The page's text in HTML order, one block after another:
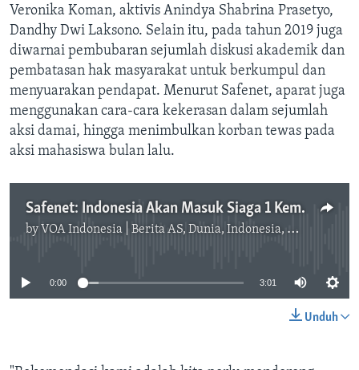
Veronika Koman, aktivis Anindya Shabrina Prasetyo,
Dandhy Dwi Laksono. Selain itu, pada tahun 2019 juga
diwarnai pembubaran sejumlah diskusi akademik dan
pembatasan hak masyarakat untuk berkumpul dan
menyuarakan pendapat. Menurut Safenet, aparat juga
menggunakan cara-cara kekerasan dalam sejumlah
aksi damai, hingga menimbulkan korban tewas pada
aksi mahasiswa bulan lalu.
Safenet: Indonesia Akan Masuk Siaga 1 Kemerdekaan Berekspresi
by VOA Indonesia | Berita AS, Dunia, Indonesia, Diaspora Indonesia di AS
No media source currently available
0:00 3:01
Unduh